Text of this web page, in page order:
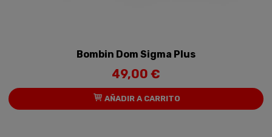
Bombin Dom Sigma Plus
49,00 €
AÑADIR A CARRITO